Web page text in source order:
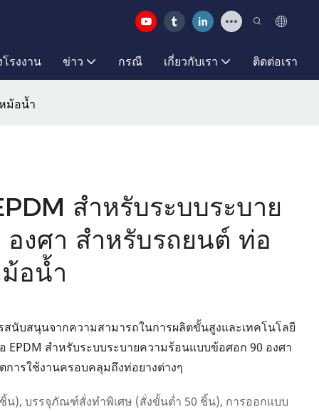
รงงาน ข่าว กรณี เกี่ยวกับเรา ติดต่อเรา
ม้อน้ำ
สำหรับระบบระบาย
งศา สำหรับรถยนต์ ท่อ
อน้ำ
นับสนุนจากความสามารถในการผลิตขั้นสูงและเทคโนโลยี
EPDM สำหรับระบบระบายความร้อนแบบข้อศอก 90 องศา
ารใช้งานครอบคลุมถึงท่อยางต่างๆ
น), บรรจุภัณฑ์สั่งทำพิเศษ (สั่งขั้นต่ำ 50 ชิ้น), การออกแบบ